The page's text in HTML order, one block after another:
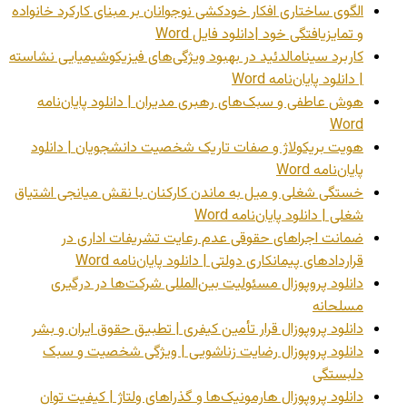
الگوی ساختاری افکار خودکشی نوجوانان بر مبنای کارکرد خانواده
و تمایزیافتگی خود |دانلود فایل Word
کاربرد سینامالدئید در بهبود ویژگی‌های فیزیکوشیمیایی نشاسته
| دانلود پایان‌نامه Word
هوش عاطفی و سبک‌های رهبری مدیران | دانلود پایان‌نامه
Word
هویت بریکولاژ و صفات تاریک شخصیت دانشجویان | دانلود
پایان‌نامه Word
خستگی شغلی و میل به ماندن کارکنان با نقش میانجی اشتیاق
شغلی | دانلود پایان‌نامه Word
ضمانت اجراهای حقوقی عدم رعایت تشریفات اداری در
قراردادهای پیمانکاری دولتی | دانلود پایان‌نامه Word
دانلود پروپوزال مسئولیت بین‌المللی شرکت‌ها در درگیری
مسلحانه
دانلود پروپوزال قرار تأمین کیفری | تطبیق حقوق ایران و بشر
دانلود پروپوزال رضایت زناشویی | ویژگی شخصیت و سبک
دلبستگی
دانلود پروپوزال هارمونیک‌ها و گذراهای ولتاژ | کیفیت توان